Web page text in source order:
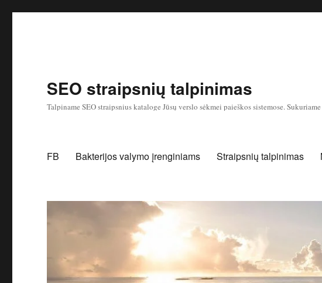
SEO straipsnių talpinimas
Talpiname SEO straipsnius kataloge Jūsų verslo sėkmei paieškos sistemose.
FB Bakterijos valymo įrenginiams Straipsnių talpinimas